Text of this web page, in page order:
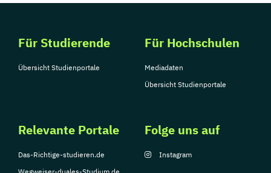
Für Studierende
Übersicht Studienportale
Für Hochschulen
Mediadaten
Übersicht Studienportale
Relevante Portale
Das-Richtige-studieren.de
Folge uns auf
Instagram